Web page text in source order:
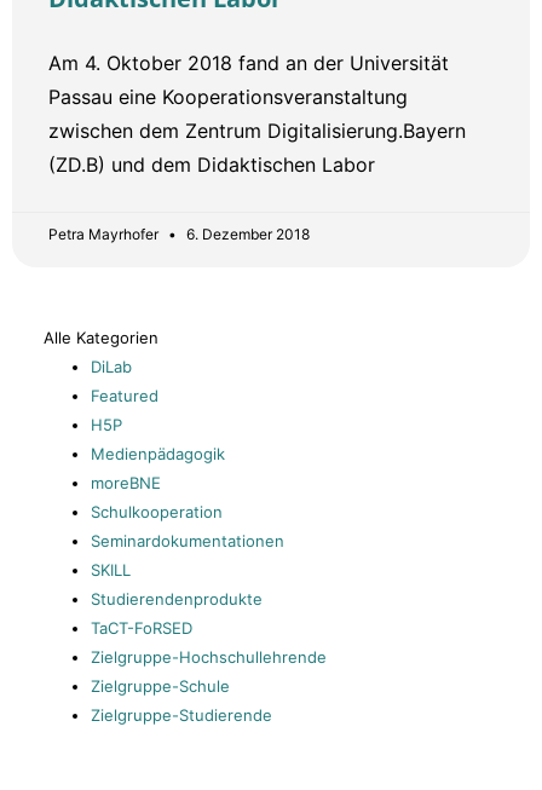
Am 4. Oktober 2018 fand an der Universität
Passau eine Kooperationsveranstaltung
zwischen dem Zentrum Digitalisierung.Bayern
(ZD.B) und dem Didaktischen Labor
Petra Mayrhofer 6. Dezember 2018
Alle Kategorien
DiLab
Featured
H5P
Medienpädagogik
moreBNE
Schulkooperation
Seminardokumentationen
SKILL
Studierendenprodukte
TaCT-FoRSED
Zielgruppe-Hochschullehrende
Zielgruppe-Schule
Zielgruppe-Studierende